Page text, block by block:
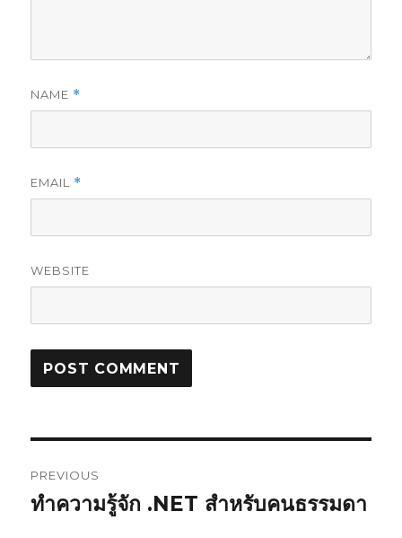
NAME *
EMAIL *
WEBSITE
navigation
PREVIOUS
Previous
ทำความรู้จัก .NET สำหรับคนธรรมดา